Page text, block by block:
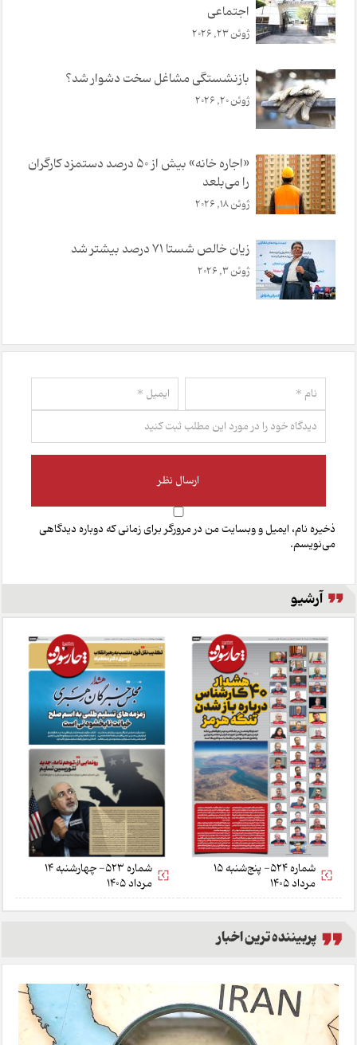
اجتماعی
ژوئن 23, 2026
بازنشستگی مشاغل سخت دشوار شد؟
ژوئن 20, 2026
«اجاره خانه» بیش از ۵۰ درصد دستمزد کارگران
را می‌بلعد
ژوئن 18, 2026
ز‌یان خالص شستا 71 درصد بیشتر شد
ژوئن 3, 2026
ذخیره نام، ایمیل و وبسایت من در مرورگر برای زمانی که دوباره دیدگاهی
می‌نویسم.
آرشیو
شماره 524- پنج‌شنبه 15
مرداد 1405
شماره 523- چهارشنبه 14
مرداد 1405
پربیننده ترین اخبار